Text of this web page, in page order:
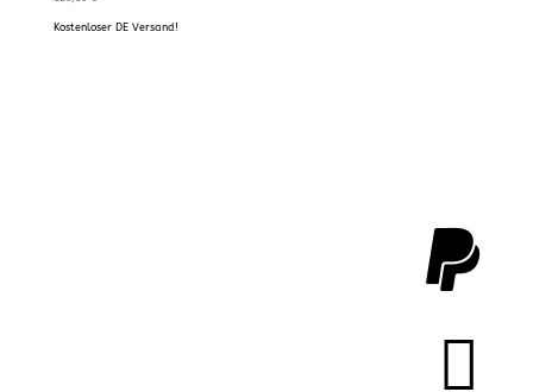
Kostenloser DE Versand!

